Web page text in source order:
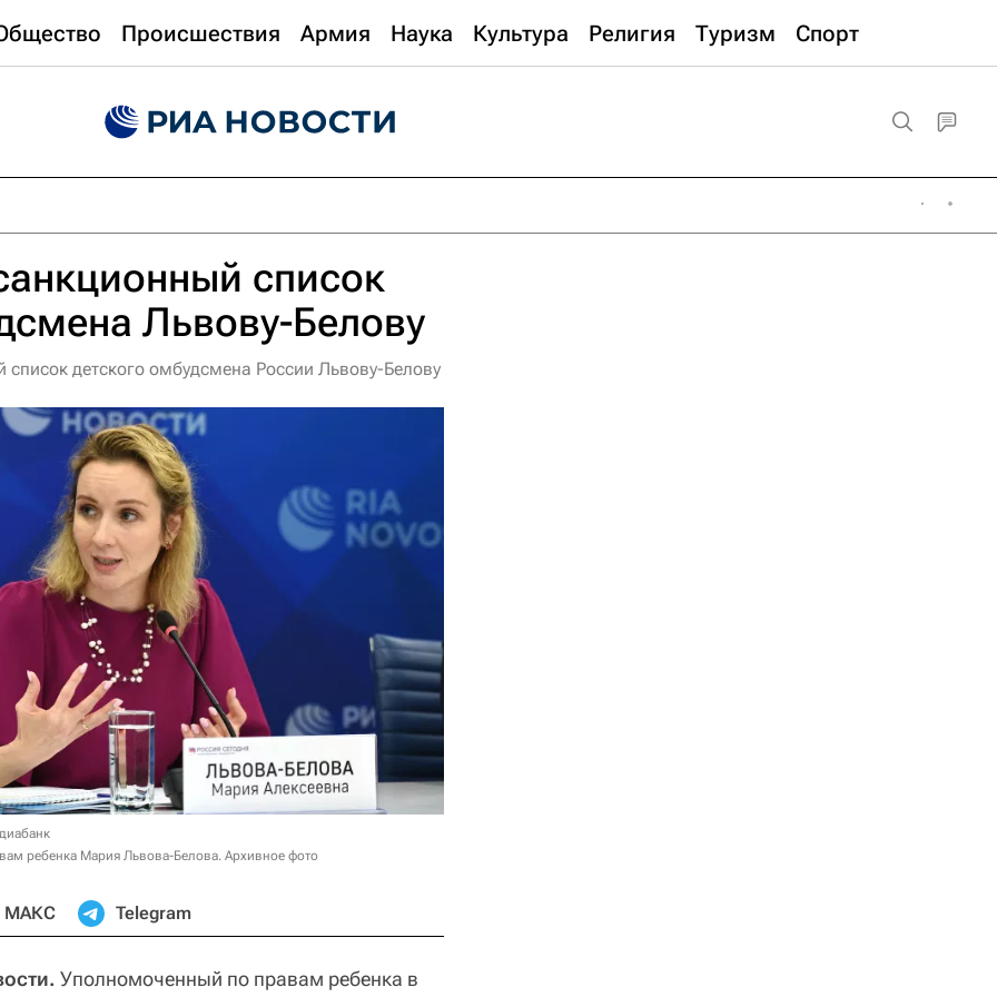
Происшествия Армия Наука Культура Религия Туризм Спорт
список
Львову-Белову
детского омбудсмена России Львову-Белову
ребенка Мария Львова-Белова. Архивное фото
МАКС Telegram
Уполномоченный по правам ребенка в